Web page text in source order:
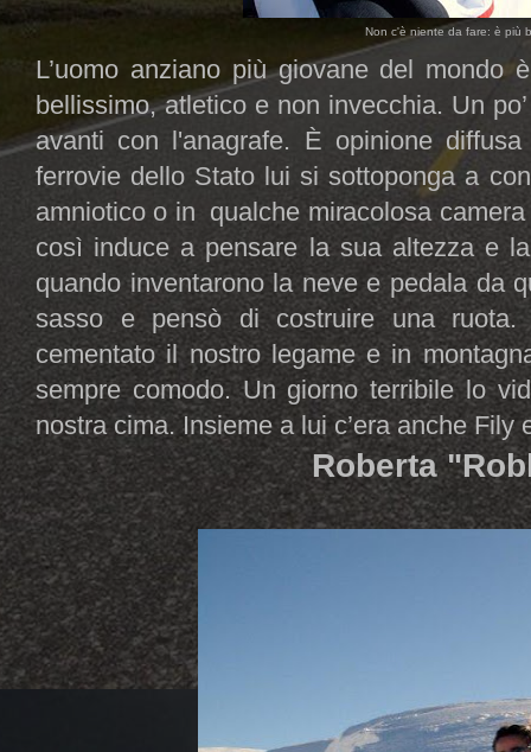
Non c'è niente da fare: è più
L’uomo anziano più giovane del
bellissimo, atletico e non invecchia. Un
avanti con l'anagrafe. È opinione
ferrovie dello Stato lui si sottoponga a
amniotico o in qualche miracolosa
così induce a pensare la sua altezza e
quando inventarono la neve e pedala da
sasso e pensò di costruire una
cementato il nostro legame e in
sempre comodo. Un giorno terribile lo
nostra cima. Insieme a lui c’era anche
Roberta